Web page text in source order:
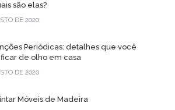
são elas?
DE 2020
Periódicas: detalhes que você
de olho em casa
DE 2020
Móveis de Madeira